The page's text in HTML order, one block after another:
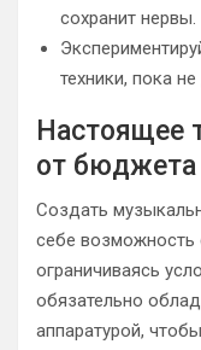
сохранит нервы.
техники, пока
Настоящее
от бюджета
Создать
себе
ограничиваясь
обязательно
аппаратурой,